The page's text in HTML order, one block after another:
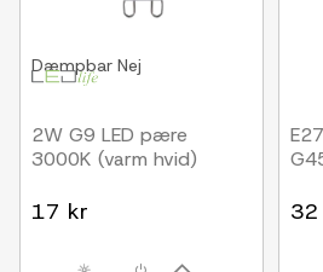
Dæmpbar Nej
2W G9 LED pære
3000K (varm hvid)
17 kr